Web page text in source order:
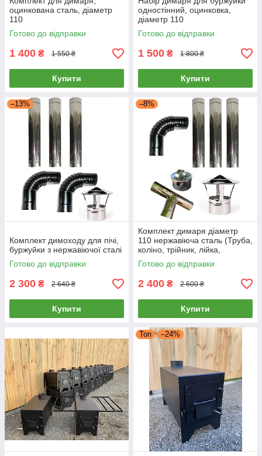
оцинкована сталь, діаметр
110
Готово до відправки
1 400 ₴ 1 550 ₴
Купити
одностінний, оцинковка,
діаметр 110
Готово до відправки
1 500 ₴ 1 800 ₴
Купити
–13%
Комплект димоходу для пічі,
буржуйки з нержавіючої сталі
Готово до відправки
2 300 ₴ 2 640 ₴
Купити
–8%
Комплект димаря діаметр
110 нержавіюча сталь (Труба,
коліно, трійник, лійка,
грибок). Одностінний
Готово до відправки
2 400 ₴ 2 600 ₴
Купити
Топ –24%